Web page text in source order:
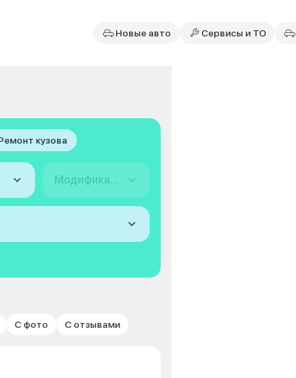
Новые авто Сервисы и ТО
кузова
Модификация
С фото С отзывами